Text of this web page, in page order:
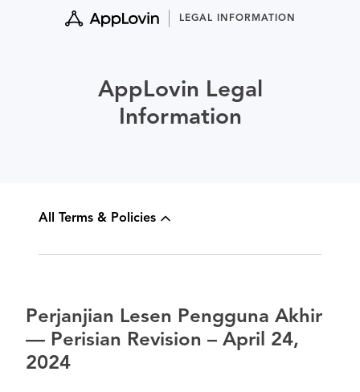
LEGAL INFORMATION
AppLovin Legal
Information
All Terms & Policies
Perjanjian Lesen Pengguna Akhir
— Perisian Revision – April 24,
2024